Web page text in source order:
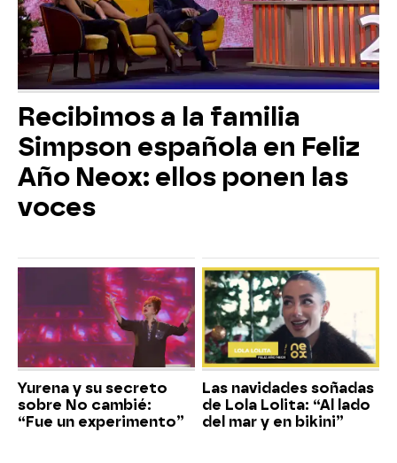
Recibimos a la familia
Simpson española en Feliz
Año Neox: ellos ponen las
voces
Yurena y su secreto
sobre No cambié:
“Fue un experimento”
Las navidades soñadas
de Lola Lolita: “Al lado
del mar y en bikini”